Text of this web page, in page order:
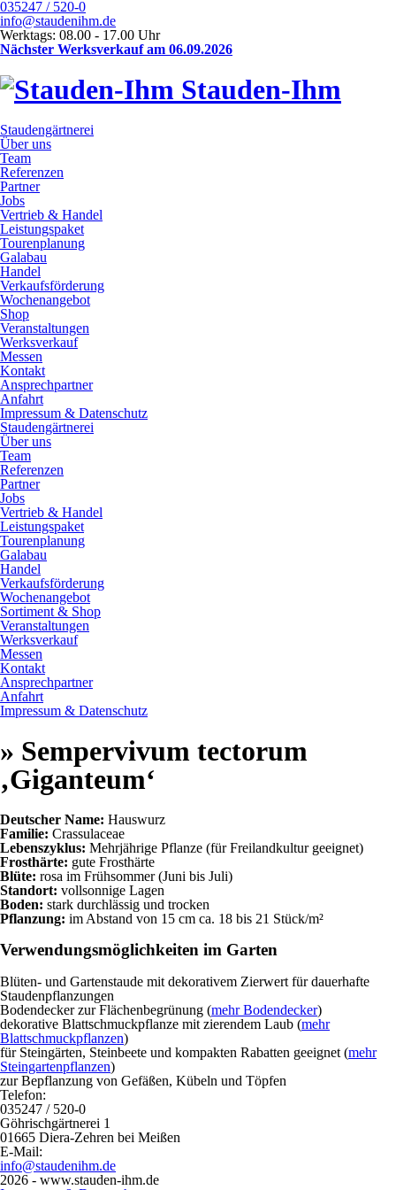
035247 / 520-0
info@staudenihm.de
Werktags: 08.00 - 17.00 Uhr
Nächster Werksverkauf am 06.09.2026
Stauden-Ihm
Staudengärtnerei
Über uns
Team
Referenzen
Partner
Jobs
Vertrieb & Handel
Leistungspaket
Tourenplanung
Galabau
Handel
Verkaufsförderung
Wochenangebot
Shop
Veranstaltungen
Werksverkauf
Messen
Kontakt
Ansprechpartner
Anfahrt
Impressum & Datenschutz
Staudengärtnerei
Über uns
Team
Referenzen
Partner
Jobs
Vertrieb & Handel
Leistungspaket
Tourenplanung
Galabau
Handel
Verkaufsförderung
Wochenangebot
Sortiment & Shop
Veranstaltungen
Werksverkauf
Messen
Kontakt
Ansprechpartner
Anfahrt
Impressum & Datenschutz
» Sempervivum tectorum
‚Giganteum‘
Deutscher Name: Hauswurz
Familie: Crassulaceae
Lebenszyklus: Mehrjährige Pflanze (für Freilandkultur geeignet)
Frosthärte: gute Frosthärte
Blüte: rosa im Frühsommer (Juni bis Juli)
Standort: vollsonnige Lagen
Boden: stark durchlässig und trocken
Pflanzung: im Abstand von 15 cm ca. 18 bis 21 Stück/m²
Verwendungsmöglichkeiten im Garten
Blüten- und Gartenstaude mit dekorativem Zierwert für dauerhafte
Staudenpflanzungen
Bodendecker zur Flächenbegrünung (mehr Bodendecker)
dekorative Blattschmuckpflanze mit zierendem Laub (mehr
Blattschmuckpflanzen)
für Steingärten, Steinbeete und kompakten Rabatten geeignet (mehr
Steingartenpflanzen)
zur Bepflanzung von Gefäßen, Kübeln und Töpfen
Telefon:
035247 / 520-0
Göhrischgärtnerei 1
01665 Diera-Zehren bei Meißen
E-Mail:
info@staudenihm.de
2026 - www.stauden-ihm.de